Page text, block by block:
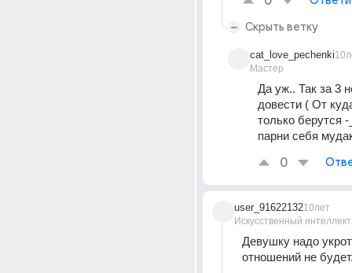
Скрыть ветку
cat_love_pechenki
Мастер
Да уж.. Так за 3
довести ( От
только берутся
парни себя
0
user_91622132
Искусственный интеллект
10лет
Девушку надо
отношений не